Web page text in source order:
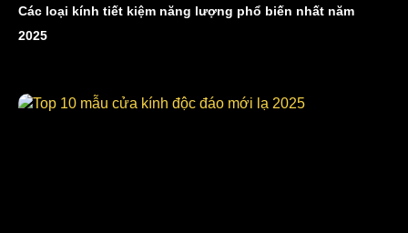
Các loại kính tiết kiệm năng lượng phổ biến nhất năm
2025